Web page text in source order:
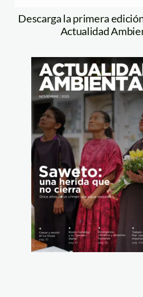
Descarga la primera
Actualidad